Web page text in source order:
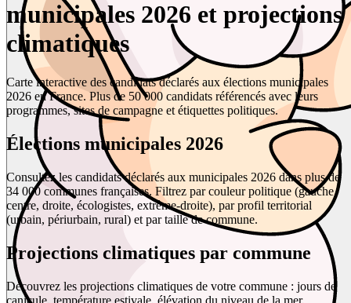
municipales 2026 et projections
climatiques
Carte interactive des candidats déclarés aux élections municipales
2026 en France. Plus de 50 000 candidats référencés avec leurs
programmes, sites de campagne et étiquettes politiques.
Élections municipales 2026
Consultez les candidats déclarés aux municipales 2026 dans plus de
34 000 communes françaises. Filtrez par couleur politique (gauche,
centre, droite, écologistes, extrême-droite), par profil territorial
(urbain, périurbain, rural) et par taille de commune.
Projections climatiques par commune
Découvrez les projections climatiques de votre commune : jours de
canicule, température estivale, élévation du niveau de la mer,